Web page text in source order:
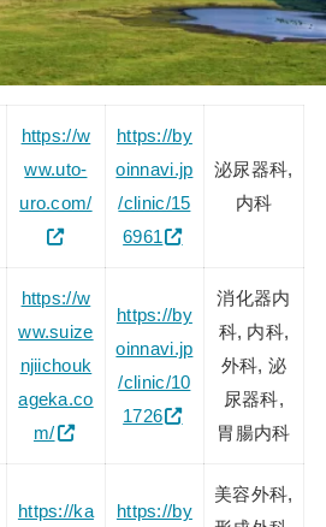
https://w
ww.uto-
uro.com/
https://by
oinnavi.jp
/clinic/15
6961
泌尿器科,
内科
https://w
ww.suize
njiichouk
ageka.co
m/
https://by
oinnavi.jp
/clinic/10
1726
消化器内
科, 内科,
外科, 泌
尿器科,
胃腸内科
https://ka
https://by
美容外科,